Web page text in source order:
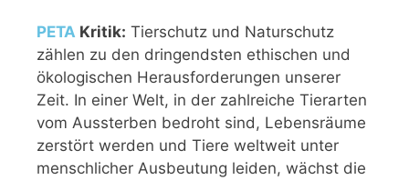
PETA Kritik: Tierschutz und Naturschutz
zählen zu den dringendsten ethischen und
ökologischen Herausforderungen unserer
Zeit. In einer Welt, in der zahlreiche Tierarten
vom Aussterben bedroht sind, Lebensräume
zerstört werden und Tiere weltweit unter
menschlicher Ausbeutung leiden, wächst die